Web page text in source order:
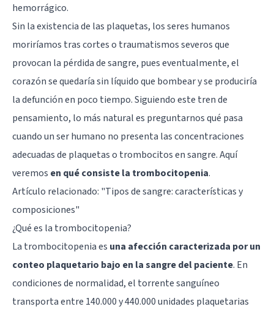
hemorrágico.
Sin la existencia de las plaquetas, los seres humanos
moriríamos tras cortes o traumatismos severos que
provocan la pérdida de sangre, pues eventualmente, el
corazón se quedaría sin líquido que bombear y se produciría
la defunción en poco tiempo. Siguiendo este tren de
pensamiento, lo más natural es preguntarnos qué pasa
cuando un ser humano no presenta las concentraciones
adecuadas de plaquetas o trombocitos en sangre. Aquí
veremos en qué consiste la trombocitopenia.
Artículo relacionado: "Tipos de sangre: características y
composiciones"
¿Qué es la trombocitopenia?
La trombocitopenia es una afección caracterizada por un
conteo plaquetario bajo en la sangre del paciente. En
condiciones de normalidad, el torrente sanguíneo
transporta entre 140.000 y 440.000 unidades plaquetarias